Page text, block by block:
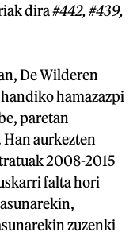
dira#442, #439,
De Wilderen
hamazazpi
paretan
aurkezten
2008-2015
falta hori
zuzenki